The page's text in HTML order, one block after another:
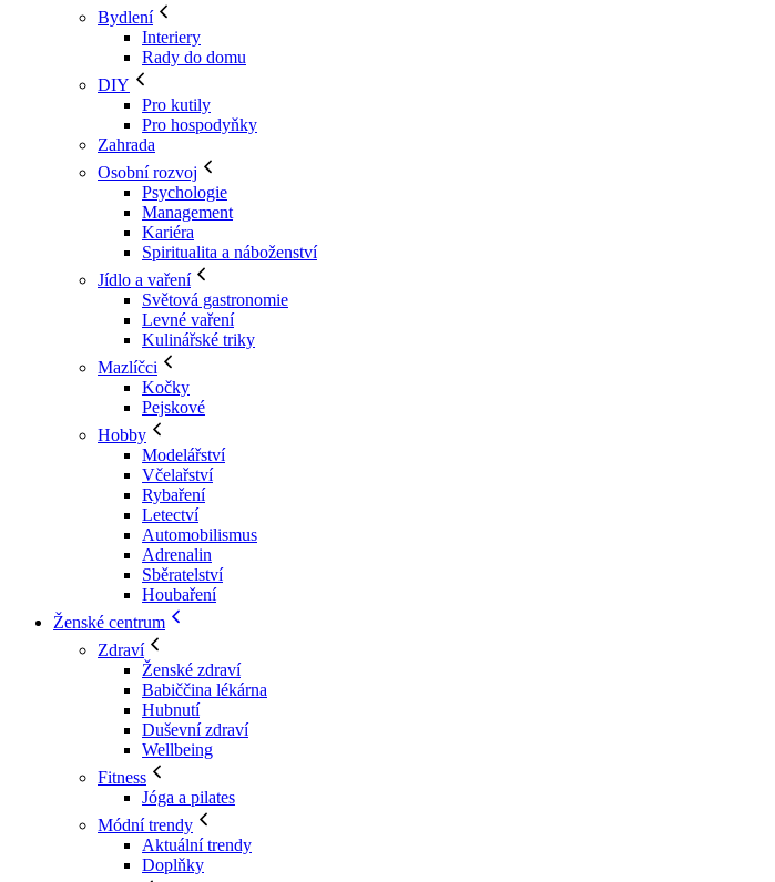
Bydlení
Interiery
Rady do domu
DIY
Pro kutily
Pro hospodyňky
Zahrada
Osobní rozvoj
Psychologie
Management
Kariéra
Spiritualita a náboženství
Jídlo a vaření
Světová gastronomie
Levné vaření
Kulinářské triky
Mazlíčci
Kočky
Pejskové
Hobby
Modelářství
Včelařství
Rybaření
Letectví
Automobilismus
Adrenalin
Sběratelství
Houbaření
Ženské centrum
Zdraví
Ženské zdraví
Babiččina lékárna
Hubnutí
Duševní zdraví
Wellbeing
Fitness
Jóga a pilates
Módní trendy
Aktuální trendy
Doplňky